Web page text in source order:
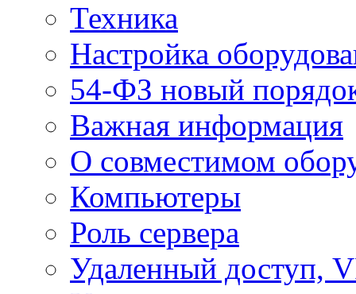
Техника
Настройка
54-ФЗ новый
Важная информация
О совместимом
Компьютеры
Роль сервера
Удаленный доступ,